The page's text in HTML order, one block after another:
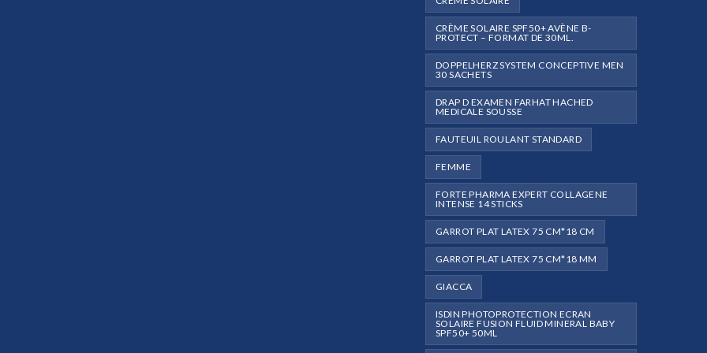
CRÈME SOLAIRE SPF50+ AVÈNE B-
PROTECT – FORMAT DE 30ML.
DOPPELHERZ SYSTEM CONCEPTIVE MEN
30 SACHETS
DRAP D EXAMEN FARHAT HACHED
MEDICALE SOUSSE
FAUTEUIL ROULANT STANDARD
FEMME
FORTE PHARMA EXPERT COLLAGENE
INTENSE 14 STICKS
GARROT PLAT LATEX 75 CM*18 CM
GARROT PLAT LATEX 75 CM*18 MM
GIACCA
ISDIN PHOTOPROTECTION ECRAN
SOLAIRE FUSION FLUID MINERAL BABY
SPF50+ 50ML